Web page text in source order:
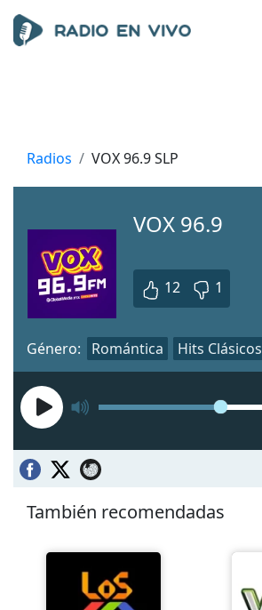
Radios VOX 96.9 SLP
VOX 96.9
12 1
Género: Romántica Hits Clásicos
También recomendadas